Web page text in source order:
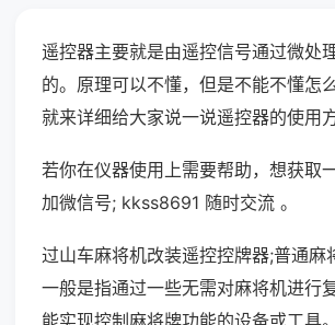
遥控器主要就是由遥控信号通过微处
的。原理可以不懂，但是不能不懂怎
就来详细给大家说一说遥控器的使用方
若你在仪器使用上需要帮助，想获取
加微信号; kkss8691 随时交流 。
过山车麻将机改装遥控控牌器;普通麻
一般是指通过一些无需对麻将机进行
能实现控制麻将牌功能的设备或工具。